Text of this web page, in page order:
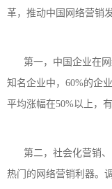
革，推动中国网络营销
第一，中国企业在网
知名企业中，60%的企
平均涨幅在50%以上，
第二，社会化营销、
热门的网络营销利器。